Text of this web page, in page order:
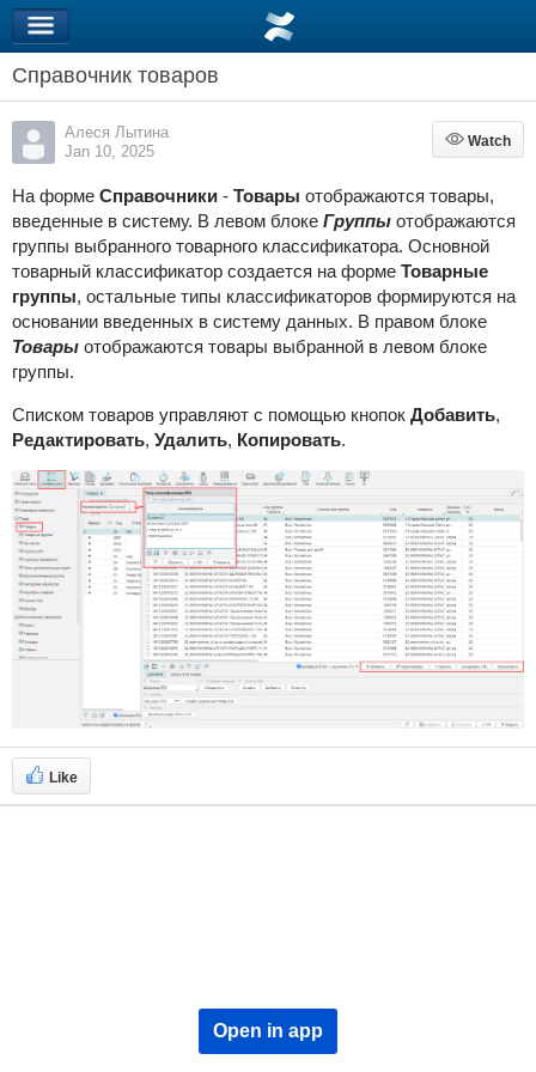
Справочник товаров
Алеся Лытина
Jan 10, 2025
Watch
Watch
На форме Справочники - Товары отображаются товары,
введенные в систему. В левом блоке Группы отображаются
группы выбранного товарного классификатора. Основной
товарный классификатор создается на форме Товарные
группы, остальные типы классификаторов формируются на
основании введенных в систему данных. В правом блоке
Товары отображаются товары выбранной в левом блоке
группы.
Списком товаров управляют с помощью кнопок Добавить,
Редактировать, Удалить, Копировать.
Like
Open in app